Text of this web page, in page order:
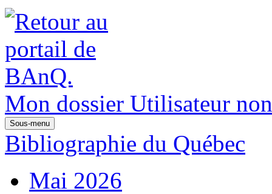
Mon dossier Utilisateur
Sous-menu
Bibliographie du Québec
Mai 2026